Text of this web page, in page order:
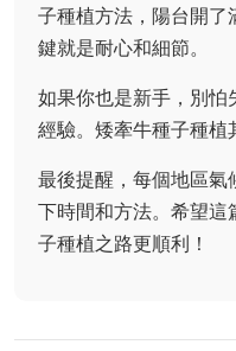
子種植方法，陽台開了
鍵就是耐心和細節。
如果你也是新手，別
經驗。矮牽牛種子種植
最後提醒，每個地區氣
下時間和方法。希望
子種植之路更順利！